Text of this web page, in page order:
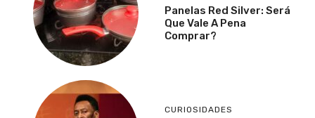
Panelas Red Silver: Será
Que Vale A Pena
Comprar?
CURIOSIDADES